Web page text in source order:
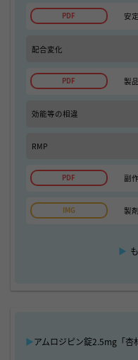
安
配合変化
製
効能等の相違
RMP
副
製
▶
▶アムロジピン錠2.5mg「杏